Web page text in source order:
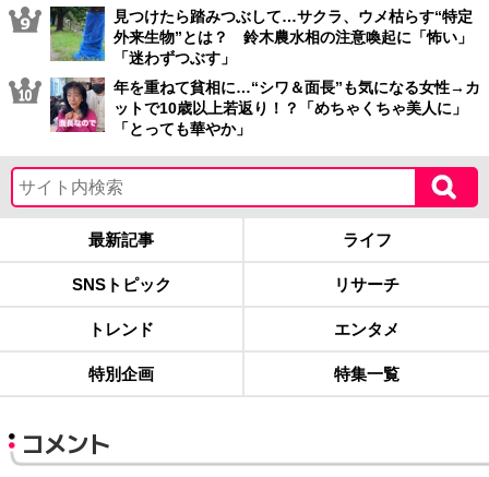
見つけたら踏みつぶして…サクラ、ウメ枯らす“特定
外来生物”とは？ 鈴木農水相の注意喚起に「怖い」
「迷わずつぶす」
年を重ねて貧相に…“シワ＆面長”も気になる女性→カ
ットで10歳以上若返り！？「めちゃくちゃ美人に」
「とっても華やか」
最新記事 ライフ
SNSトピック リサーチ
トレンド エンタメ
特別企画 特集一覧
コメント